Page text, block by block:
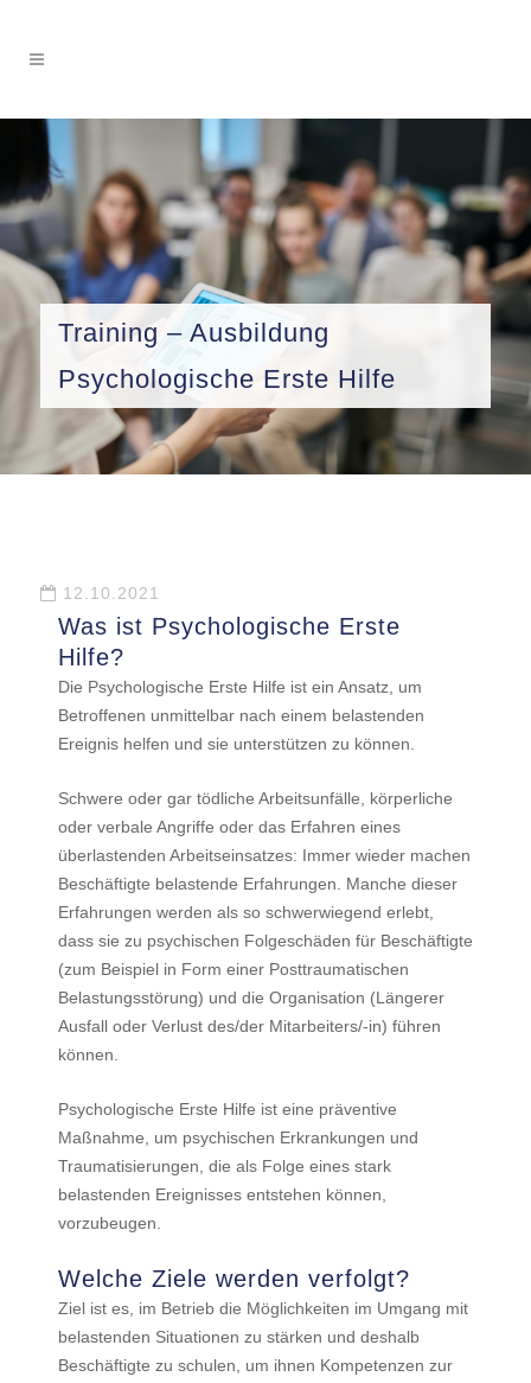
Training – Ausbildung
Psychologische Erste Hilfe
12.10.2021
Was ist Psychologische Erste
Hilfe?
Die Psychologische Erste Hilfe ist ein Ansatz, um
Betroffenen unmittelbar nach einem belastenden
Ereignis helfen und sie unterstützen zu können.
Schwere oder gar tödliche Arbeitsunfälle, körperliche
oder verbale Angriffe oder das Erfahren eines
überlastenden Arbeitseinsatzes: Immer wieder machen
Beschäftigte belastende Erfahrungen. Manche dieser
Erfahrungen werden als so schwerwiegend erlebt,
dass sie zu psychischen Folgeschäden für Beschäftigte
(zum Beispiel in Form einer Posttraumatischen
Belastungsstörung) und die Organisation (Längerer
Ausfall oder Verlust des/der Mitarbeiters/-in) führen
können.
Psychologische Erste Hilfe ist eine präventive
Maßnahme, um psychischen Erkrankungen und
Traumatisierungen, die als Folge eines stark
belastenden Ereignisses entstehen können,
vorzubeugen.
Welche Ziele werden verfolgt?
Ziel ist es, im Betrieb die Möglichkeiten im Umgang mit
belastenden Situationen zu stärken und deshalb
Beschäftigte zu schulen, um ihnen Kompetenzen zur